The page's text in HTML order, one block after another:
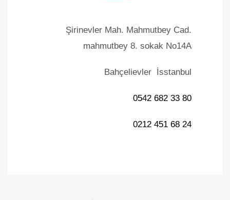
Şirinevler Mah. Mahmutbey Cad.
mahmutbey 8. sokak No14A
Bahçelievler İsstanbul
0542 682 33 80
0212 451 68 24